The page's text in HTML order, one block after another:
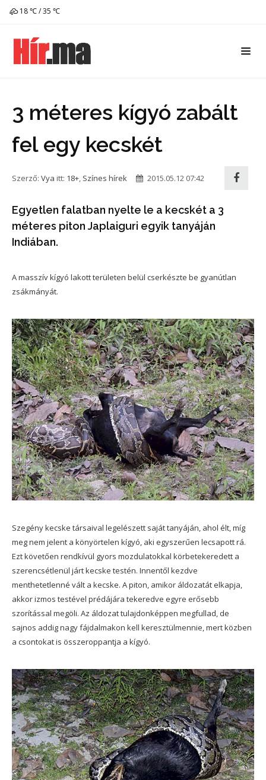
18 ℃ / 35 ℃
3 méteres kígyó zabált
fel egy kecskét
Szerző: Vya itt: 18+, Színes hírek 2015.05.12 07:42
Egyetlen falatban nyelte le a kecskét a 3
méteres piton Japlaiguri egyik tanyáján
Indiában.
A masszív kígyó lakott területen belül cserkészte be gyanútlan
zsákmányát.
Szegény kecske társaival legelészett saját tanyáján, ahol élt, míg
meg nem jelent a könyörtelen kígyó, aki egyszerűen lecsapott rá.
Ezt követően rendkívül gyors mozdulatokkal körbetekeredett a
szerencsétlenül járt kecske testén. Innentől kezdve
menthetetlenné vált a kecske. A piton, amikor áldozatát elkapja,
akkor izmos testével prédájára tekeredve egyre erősebb
szorítással megöli. Az áldozat tulajdonképpen megfullad, de
sajnos addig nagy fájdalmakon kell keresztülmennie, mert közben
a csontokat is összeroppantja a kígyó.